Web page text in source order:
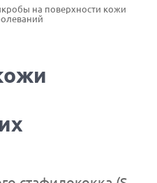
на поверхности кожи